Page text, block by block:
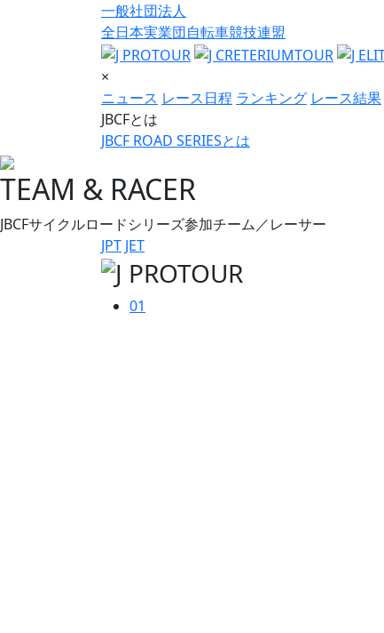
一般社団法人
全日本実業団自転車競技連盟
×
ニュース レース日程 ランキング レース結果
JBCFとは
JBCF ROAD SERIESとは
TEAM & RACER
JBCFサイクルロードシリーズ参加チーム／レーサー
JPT JET
01